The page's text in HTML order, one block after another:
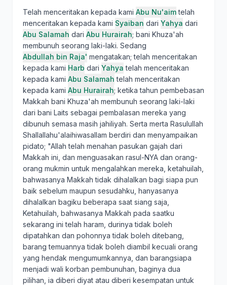
Telah menceritakan kepada kami Abu Nu'aimtelah
menceritakan kepada kami Syaiban dari Yahya dari
Abu Salamah dari Abu Hurairah; bani Khuza'ah
membunuh seorang laki-laki. Sedang
Abdullah bin Raja' mengatakan; telah menceritakan
kepada kami Harb dari Yahya telah menceritakan
kepada kami Abu Salamah telah menceritakan
kepada kami Abu Hurairah; ketika tahun pembebasan
Makkah bani Khuza'ah membunuh seorang laki-laki
dari bani Laits sebagai pembalasan mereka yang
dibunuh semasa masih jahiliyah. Serta merta Rasulullah
Shallallahu'alaihiwasallam berdiri dan menyampaikan
pidato; "Allah telah menahan pasukan gajah dari
Makkah ini, dan menguasakan rasul-NYA dan orang-
orang mukmin untuk mengalahkan mereka, ketahuilah,
bahwasanya Makkah tidak dihalalkan bagi siapa pun
baik sebelum maupun sesudahku, hanyasanya
dihalalkan bagiku beberapa saat siang saja,
Ketahuilah, bahwasanya Makkah pada saatku
sekarang ini telah haram, durinya tidak boleh
dipatahkan dan pohonnya tidak boleh ditebang,
barang temuannya tidak boleh diambil kecuali orang
yang hendak mengumumkannya, dan barangsiapa
menjadi wali korban pembunuhan, baginya dua
pilihan, ia diberi diyat atau diberi kesempatan untuk